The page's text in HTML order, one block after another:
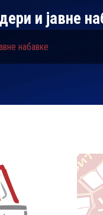
и јавне
набавке